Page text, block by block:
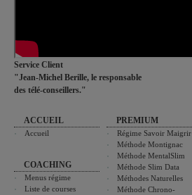
Service Client
"Jean-Michel Berille, le responsable
des télé-conseillers."
ACCUEIL
Accueil
COACHING
Menus régime
Liste de courses
PREMIUM
Régime Savoir Maigrir
Méthode Montignac
Méthode MentalSlim
Méthode Slim Data
Méthodes Naturelles
Méthode Chrono-